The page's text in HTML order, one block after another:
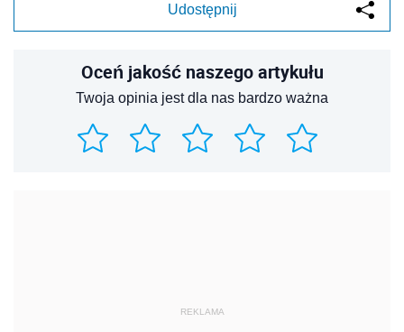
Udostępnij
Oceń jakość naszego artykułu
Twoja opinia jest dla nas bardzo ważna
REKLAMA